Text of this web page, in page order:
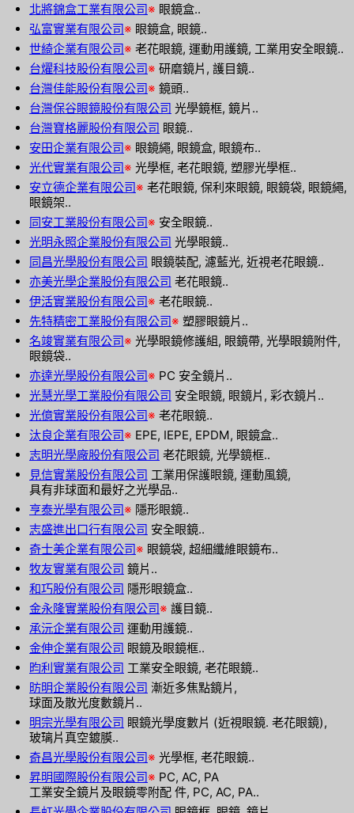
北將錦盒工業有限公司※ 眼鏡盒..
弘富實業有限公司※ 眼鏡盒, 眼鏡..
世綺企業有限公司※ 老花眼鏡, 運動用護鏡, 工業用安全眼鏡..
台燿科技股份有限公司※ 研磨鏡片, 護目鏡..
台灣佳能股份有限公司※ 鏡頭..
台灣保谷眼鏡股份有限公司 光學鏡框, 鏡片..
台灣寶格麗股份有限公司 眼鏡..
安田企業有限公司※ 眼鏡繩, 眼鏡盒, 眼鏡布..
光代實業有限公司※ 光學框, 老花眼鏡, 塑膠光學框..
安立德企業有限公司※ 老花眼鏡, 保利來眼鏡, 眼鏡袋, 眼鏡繩,
眼鏡架..
同安工業股份有限公司※ 安全眼鏡..
光明永照企業股份有限公司 光學眼鏡..
同昌光學股份有限公司 眼鏡裝配, 濾藍光, 近視老花眼鏡..
亦美光學企業股份有限公司 老花眼鏡..
伊活實業股份有限公司※ 老花眼鏡..
先特精密工業股份有限公司※ 塑膠眼鏡片..
名竣實業有限公司※ 光學眼鏡修護組, 眼鏡帶, 光學眼鏡附件,
眼鏡袋..
亦達光學股份有限公司※ PC 安全鏡片..
光慧光學工業股份有限公司 安全眼鏡, 眼鏡片, 彩衣鏡片..
光億實業股份有限公司※ 老花眼鏡..
汰良企業有限公司※ EPE, IEPE, EPDM, 眼鏡盒..
志明光學廠股份有限公司 老花眼鏡, 光學鏡框..
見信實業股份有限公司 工業用保護眼鏡, 運動風鏡,
具有非球面和最好之光學品..
亨泰光學有限公司※ 隱形眼鏡..
志盛進出口行有限公司 安全眼鏡..
奇士美企業有限公司※ 眼鏡袋, 超細纖維眼鏡布..
牧友實業有限公司 鏡片..
和巧股份有限公司 隱形眼鏡盒..
金永隆實業股份有限公司※ 護目鏡..
承沅企業有限公司 運動用護鏡..
金伸企業有限公司 眼鏡及眼鏡框..
昀利實業有限公司 工業安全眼鏡, 老花眼鏡..
昉明企業股份有限公司 漸近多焦點鏡片,
球面及散光度數鏡片..
明宗光學有限公司 眼鏡光學度數片 (近視眼鏡. 老花眼鏡),
玻璃片真空鍍膜..
奇昌光學股份有限公司※ 光學框, 老花眼鏡..
昇明國際股份有限公司※ PC, AC, PA
工業安全鏡片及眼鏡零附配 件, PC, AC, PA..